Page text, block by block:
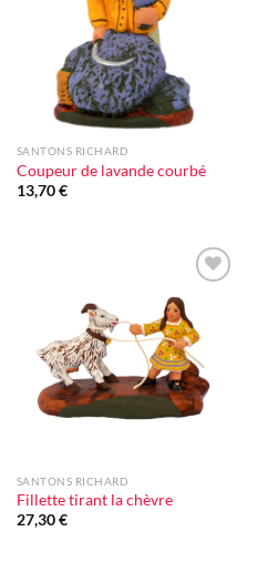
SANTONS RICHARD
Coupeur de lavande courbé
13,70€
Ajouter
à la liste
d'envie
SANTONS RICHARD
Fillette tirant la chèvre
27,30€